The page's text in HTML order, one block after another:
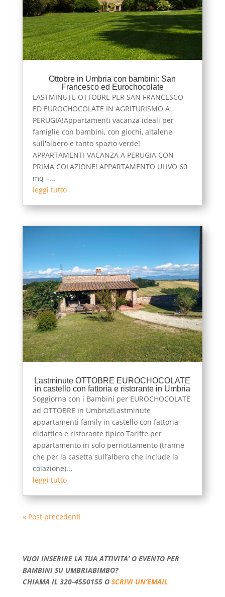
Ottobre in Umbria con bambini: San
Francesco ed Eurochocolate
LASTMINUTE OTTOBRE PER SAN FRANCESCO
ED EUROCHOCOLATE IN AGRITURISMO A
PERUGIA!Appartamenti vacanza ideali per
famiglie con bambini, con giochi, altalene
sull'albero e tanto spazio verde!
APPARTAMENTI VACANZA A PERUGIA CON
PRIMA COLAZIONE! APPARTAMENTO ULIVO 60
mq –...
leggi tutto
Lastminute OTTOBRE EUROCHOCOLATE
in castello con fattoria e ristorante in Umbria
Soggiorna con i Bambini per EUROCHOCOLATE
ad OTTOBRE in Umbria!Lastminute
appartamenti family in castello con fattoria
didattica e ristorante tipico Tariffe per
appartamento in solo pernottamento (tranne
che per la casetta sull’albero che include la
colazione)...
leggi tutto
« Post precedenti
VUOI INSERIRE LA TUA ATTIVITA’ O EVENTO PER
BAMBINI SU UMBRIABIMBO?
CHIAMA IL 320-4550155 O SCRIVI UN’EMAIL